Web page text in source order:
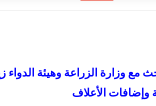
مع وزارة الزراعة وهيئة
وإضافات الأعلاف